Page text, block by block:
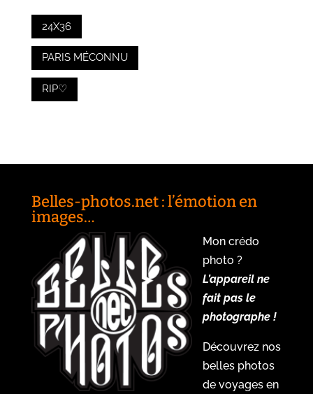
24X36
PARIS MÉCONNU
RIP♡
Belles-photos.net : l’émotion en
images…
Mon crédo
photo ?
L’appareil ne
fait pas le
photographe !
Découvrez nos
belles photos
de voyages en